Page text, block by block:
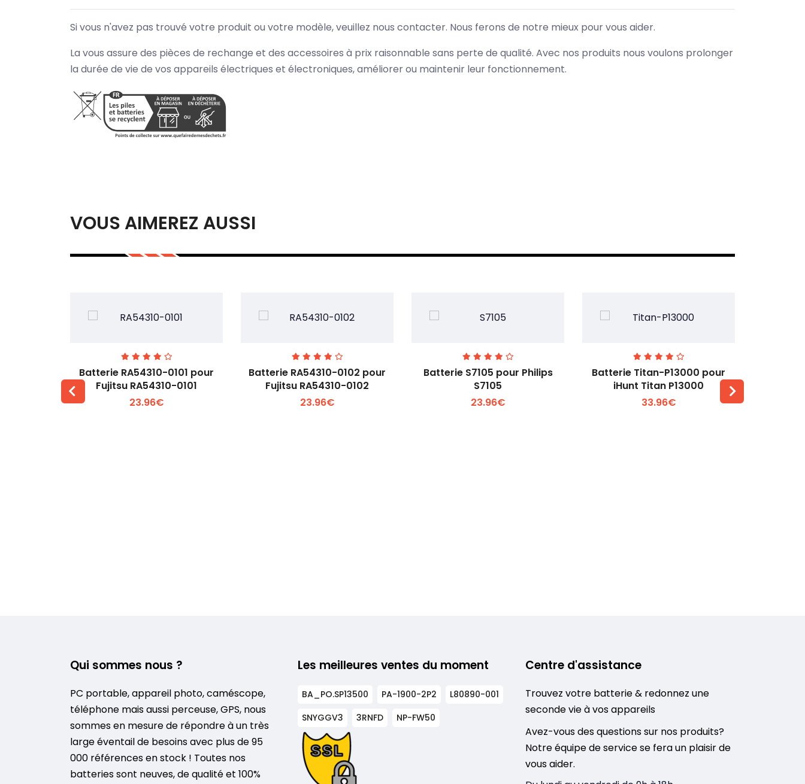
Si vous n'avez pas trouvé votre produit ou votre modèle, veuillez nous contacter. Nous ferons de notre mieux pour vous aider.
La vous assure des pièces de rechange et des accessoires à prix raisonnable sans perte de qualité. Avec nos produits nous voulons prolonger
la durée de vie de vos appareils électriques et électroniques, améliorer ou maintenir leur fonctionnement.
VOUS AIMEREZ AUSSI
Voir plus +
Batterie RA54310-0101 pour
Fujitsu RA54310-0101
23.96€
Voir plus +
Batterie RA54310-0102 pour
Fujitsu RA54310-0102
23.96€
Voir plus +
Batterie S7105 pour Philips
S7105
23.96€
Voir plus +
Batterie Titan-P13000 pour
iHunt Titan P13000
33.96€
Qui sommes nous ?
PC portable, appareil photo, caméscope,
téléphone mais aussi perceuse, GPS, nous
sommes en mesure de répondre à un très
large éventail de besoins avec plus de 95
000 références en stock ! Toutes nos
batteries sont neuves, de qualité et 100%
Les meilleures ventes du moment
BA_PO.SP13500 PA-1900-2P2
L80890-001
SNYGGV3
3RNFD NP-FW50
Centre d'assistance
Trouvez votre batterie & redonnez une
seconde vie à vos appareils
Avez-vous des questions sur nos produits?
Notre équipe de service se fera un plaisir de
vous aider.